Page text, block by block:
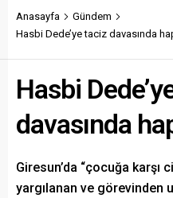
Anasayfa
Gündem
Hasbi Dede’ye taciz davasında
Hasbi
davasında
Giresun’da “çocuğa karşı
yargılanan ve görevinden